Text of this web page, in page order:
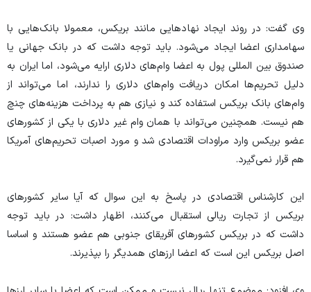
وی گفت: در روند ایجاد نهاد‌هایی مانند بریکس، معمولا بانک‌هایی با
سهامداری اعضا ایجاد می‌شود. باید توجه داشت که در بانک جهانی یا
صندوق بین المللی پول به اعضا وام‌های دلاری ارایه می‌شود، اما ایران به
دلیل تحریم‌ها امکان دریافت وام‌های دلاری را ندارند، اما می‌تواند از
وام‌های بانک بریکس استفاده کند و نیازی هم به پرداخت هزینه‌های چنچ
هم نیست. همچنین می‌تواند با همان وام غیر دلاری با یکی از کشور‌های
عضو بریکس وارد مراودات اقتصادی شد و مورد اصبات تحریم‌های آمریکا
هم قرار نمی‌گیرد.
این کارشناس اقتصادی در پاسخ به این سوال که آیا سایر کشور‌های
بریکس از تجارت ریالی استقبال می‌کنند، اظهار داشت: در باید توجه
داشت که در بریکس کشور‌های آفریقای جنوبی هم عضو هستند و اساسا
اصل بریکس این است که اعضا ارز‌های همدیگر را بپذیرند.